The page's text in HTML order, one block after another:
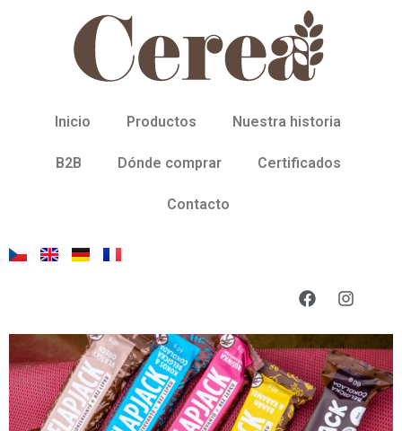
Inicio Productos Nuestra historia
B2B Dónde comprar Certificados
Contacto